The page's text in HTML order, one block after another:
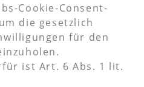
Cookie-Consent-
die gesetzlich
für den
ist Art. 6 Abs. 1 lit.